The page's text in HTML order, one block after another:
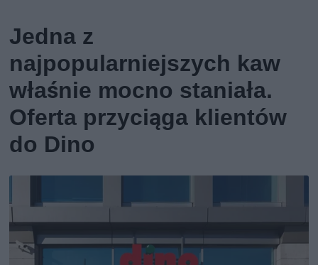
Jedna z
najpopularniejszych kaw
właśnie mocno staniała.
Oferta przyciąga klientów
do Dino